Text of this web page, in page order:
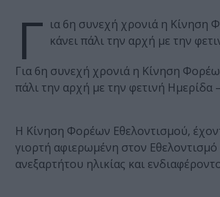
Γ ια 6η συνεχή χρονιά η Κίνηση
κάνει πάλι την αρχή με την
Για 6η συνεχή χρονιά η Κίνηση
πάλι την αρχή με την φετινή Ημερίδα
Η Κίνηση Φορέων Εθελοντισμού,
γιορτή αφιερωμένη στον
ανεξαρτήτου ηλικίας και